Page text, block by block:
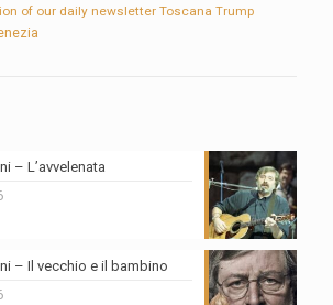
of our daily newsletter Toscana Trump
– L’avvelenata
– Il vecchio e il bambino